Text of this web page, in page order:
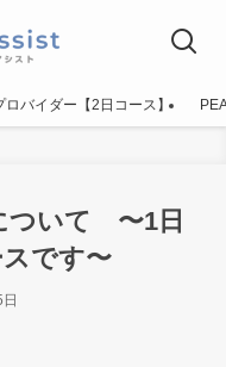
ロバイダー【2日コース】
ついて 〜1日
です〜